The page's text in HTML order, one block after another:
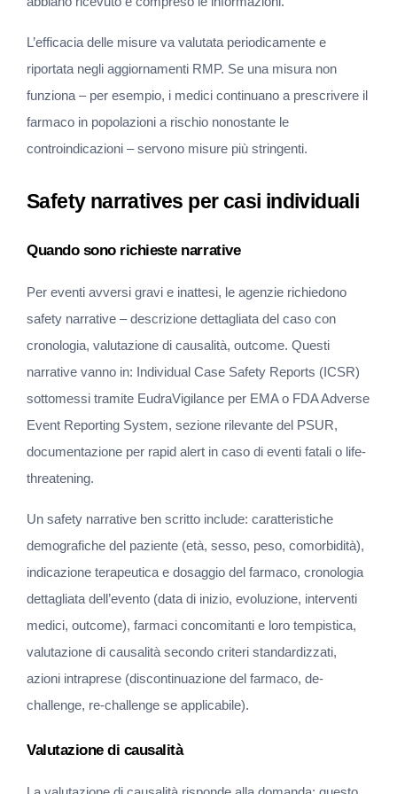
L’efficacia delle misure va valutata periodicamente e
riportata negli aggiornamenti RMP. Se una misura non
funziona – per esempio, i medici continuano a prescrivere il
farmaco in popolazioni a rischio nonostante le
controindicazioni – servono misure più stringenti.
Safety narratives per casi individuali
Quando sono richieste narrative
Per eventi avversi gravi e inattesi, le agenzie richiedono
safety narrative – descrizione dettagliata del caso con
cronologia, valutazione di causalità, outcome. Questi
narrative vanno in: Individual Case Safety Reports (ICSR)
sottomessi tramite EudraVigilance per EMA o FDA Adverse
Event Reporting System, sezione rilevante del PSUR,
documentazione per rapid alert in caso di eventi fatali o life-
threatening.
Un safety narrative ben scritto include: caratteristiche
demografiche del paziente (età, sesso, peso, comorbidità),
indicazione terapeutica e dosaggio del farmaco, cronologia
dettagliata dell’evento (data di inizio, evoluzione, interventi
medici, outcome), farmaci concomitanti e loro tempistica,
valutazione di causalità secondo criteri standardizzati,
azioni intraprese (discontinuazione del farmaco, de-
challenge, re-challenge se applicabile).
Valutazione di causalità